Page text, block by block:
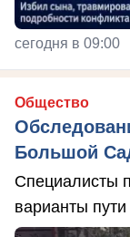
сегодня в 09:00
Общество
Большой
Специалисты
варианты